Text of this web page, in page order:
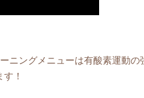
ニングメニューは有酸素運動の
！